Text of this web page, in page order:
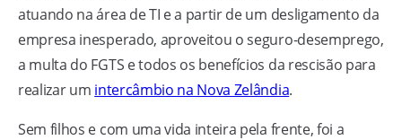
atuando na área de TI e a partir de um desligamento da
empresa inesperado, aproveitou o seguro-desemprego,
a multa do FGTS e todos os benefícios da rescisão para
realizar um intercâmbio na Nova Zelândia.
Sem filhos e com uma vida inteira pela frente, foi a